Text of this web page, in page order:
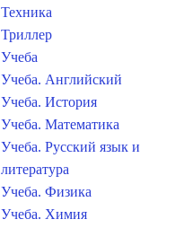
Техника
Триллер
Учеба
Учеба. Английский
Учеба. История
Учеба. Математика
Учеба. Русский язык и
литература
Учеба. Физика
Учеба. Химия